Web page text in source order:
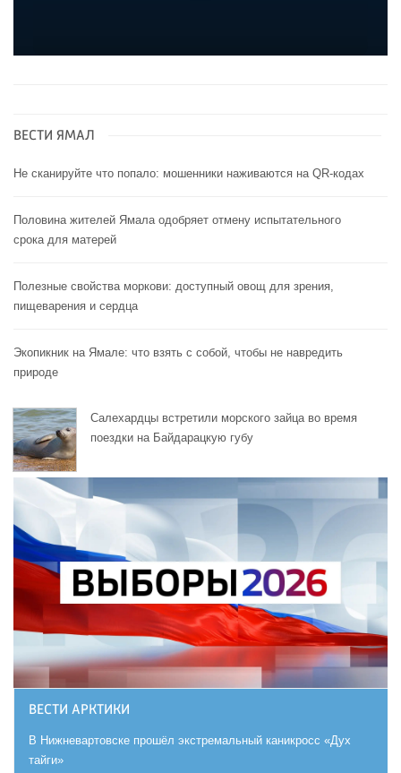
ВЕСТИ ЯМАЛ
Не сканируйте что попало: мошенники наживаются на QR-кодах
Половина жителей Ямала одобряет отмену испытательного
срока для матерей
Полезные свойства моркови: доступный овощ для зрения,
пищеварения и сердца
Экопикник на Ямале: что взять с собой, чтобы не навредить
природе
Салехардцы встретили морского зайца во время
поездки на Байдарацкую губу
ВЕСТИ АРКТИКИ
В Нижневартовске прошёл экстремальный каникросс «Дух
тайги»